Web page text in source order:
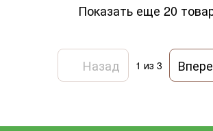
Показать еще 20
Назад 1 из 3